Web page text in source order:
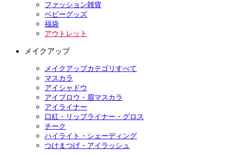
ファッション雑貨
ベビーグッズ
福袋
アウトレット
メイクアップ
メイクアップカテゴリすべて
マスカラ
アイシャドウ
アイブロウ・眉マスカラ
アイライナー
口紅・リップライナー・グロス
チーク
ハイライト・シェーディング
つけまつげ・アイラッシュ